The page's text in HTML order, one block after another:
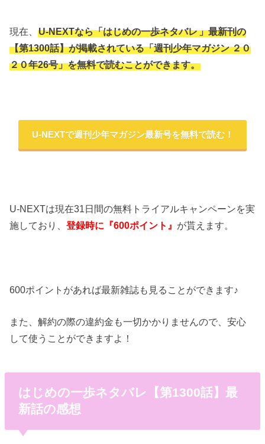
現在、U-NEXTなら「はじめの一歩ネタバレ」最新刊の
【第1300話】が掲載されている「週刊少年マガジン ２０
２０年26号」を無料で読むことができます。
U-NEXTで週刊少年マガジン最新号を無料で読む！
U-NEXTは現在31日間の無料トライアルキャンペーンを実
施しており、登録時に『600ポイント』 が貰えます。
600ポイントがあれば最新雑誌も見ることができます♪
また、解約の際の違約金も一切かかりませんので、安心
して使うことができますよ！
はじめの一歩ネタバレ【第1300話】最
新話の感想